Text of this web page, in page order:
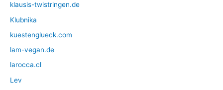
klausis-twistringen.de
Klubnika
kuestenglueck.com
lam-vegan.de
larocca.cl
Lev